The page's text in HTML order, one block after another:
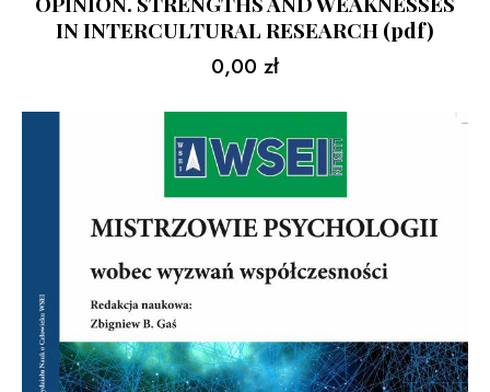
IN INTERCULTURAL RESEARCH (pdf)
0,00 zł